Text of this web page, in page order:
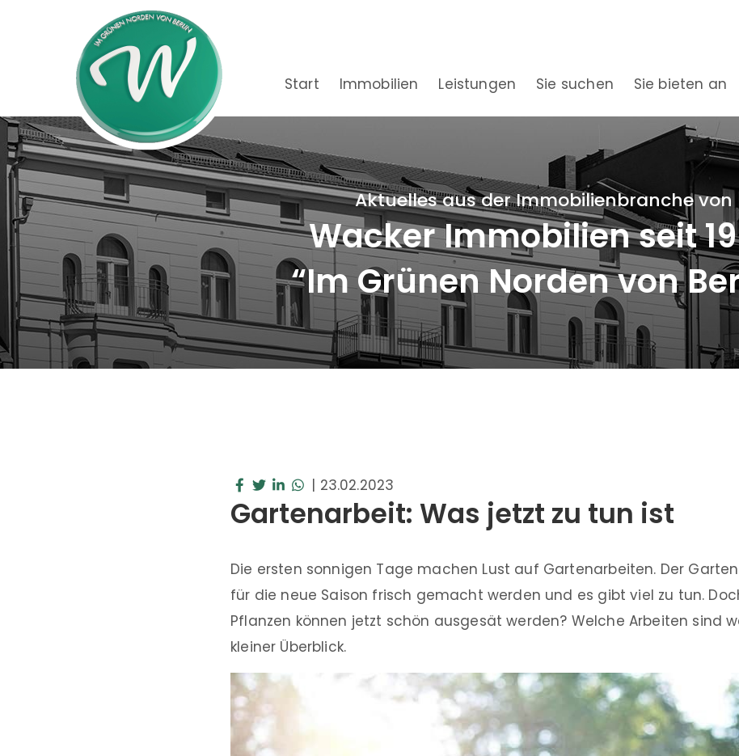
Start Immobilien Leistungen Sie suchen Sie bieten an
Aktuelles aus der Immobilienbranche von
Wacker Immobilien seit
“Im Grünen Norden von
| 23.02.2023
Gartenarbeit: Was jetzt zu tun ist
Die ersten sonnigen Tage machen Lust auf Gartenarbeiten. Der
für die neue Saison frisch gemacht werden und es gibt viel zu tun.
Pflanzen können jetzt schön ausgesät werden? Welche Arbeiten sind
kleiner Überblick.